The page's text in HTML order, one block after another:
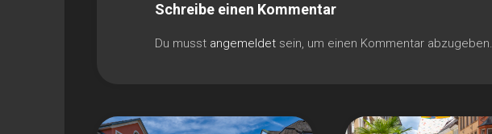
Schreibe einen Kommentar
Du musst angemeldet sein, um einen Kommentar abzugeben.